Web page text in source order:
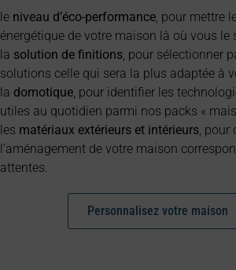
le niveau d’éco-performance , pour mettre
énergétique de votre maison là où vous le
la solution de finitions , pour sélectionner
solutions celle qui sera la plus adaptée à
la domotique , pour identifier les
utiles au quotidien parmi nos packs «
les matériaux extérieurs et intérieurs ,
l’aménagement de votre maison
attentes.
Personnalisez votre maison